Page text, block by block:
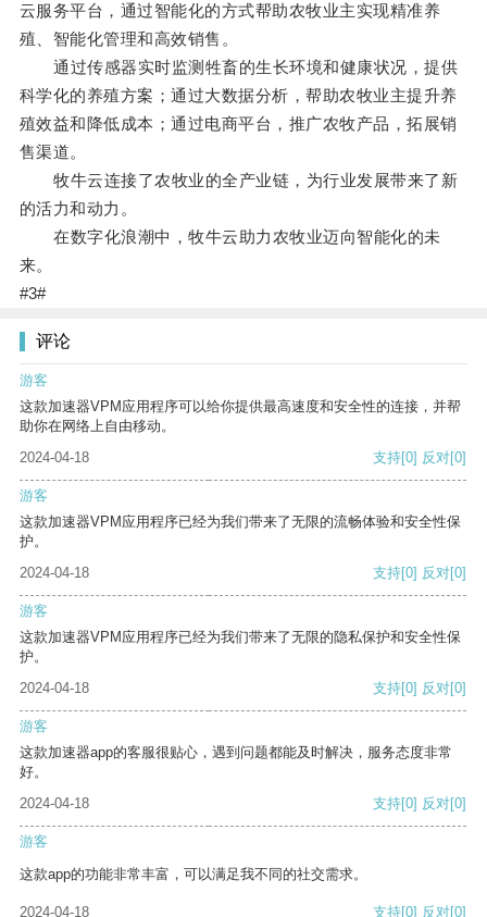
云服务平台，通过智能化的方式帮助农牧业主实现精准养
殖、智能化管理和高效销售。
通过传感器实时监测牲畜的生长环境和健康状况，提供
科学化的养殖方案；通过大数据分析，帮助农牧业主提升养
殖效益和降低成本；通过电商平台，推广农牧产品，拓展销
售渠道。
牧牛云连接了农牧业的全产业链，为行业发展带来了新
的活力和动力。
在数字化浪潮中，牧牛云助力农牧业迈向智能化的未
来。
#3#
评论
游客
这款加速器VPM应用程序可以给你提供最高速度和安全性的连接，并帮
助你在网络上自由移动。
2024-04-18
支持[0] 反对[0]
游客
这款加速器VPM应用程序已经为我们带来了无限的流畅体验和安全性保
护。
2024-04-18
支持[0] 反对[0]
游客
这款加速器VPM应用程序已经为我们带来了无限的隐私保护和安全性保
护。
2024-04-18
支持[0] 反对[0]
游客
这款加速器app的客服很贴心，遇到问题都能及时解决，服务态度非常
好。
2024-04-18
支持[0] 反对[0]
游客
这款app的功能非常丰富，可以满足我不同的社交需求。
2024-04-18 支持[0] 反对[0]